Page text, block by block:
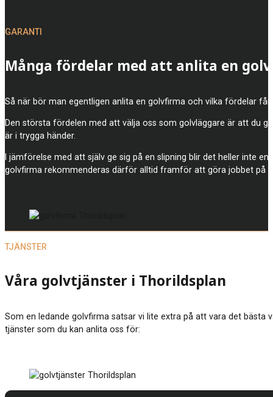
Många fördelar med att anlita en
Så när bör man egentligen anlita en golvfirma och vilka fördelar
Den största fördelen med att välja oss som golvläggare är att du
är i trygga händer.
I jämförelse med att själv ge sig på en slipning blir det heller inte
golvfirma rekommenderas därför alltid framför att göra jobbet på
GARANTI
Våra golvtjänster i Thorildsplan
Som en ledande golvfirma satsar vi lite extra på att vara det
tjänster som du kan anlita oss för:
TJÄNSTER